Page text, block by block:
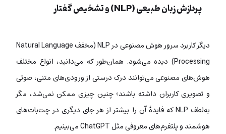
پردازش زبان طبیعی (NLP) و تشخیص گفتار
دیگر کاربرد سرور هوش مصنوعی در NLP (مخفف Natural Language
Processing) دیده می‌شود. همان‌طور که می‌دانید، انواع مختلف
هوش‌های مصنوعی می‌توانند درک درستی از ورودی‌های متنی، صوتی
و تصویری کاربران داشته باشند؛ چنین چیزی ممکن نمی‌شد، مگر
به‌لطف NLP که فایدۀ آن را بیشتر از هر جای دیگری در چت‌بات‌های
هوشمند و پلتفرم‌های معروفی مثل ChatGPT می‌بینیم.